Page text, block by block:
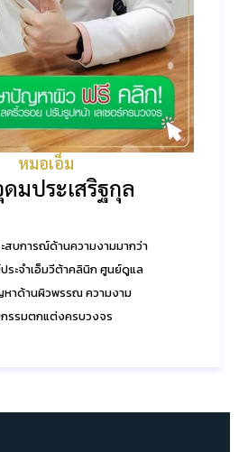
หมอเอ็ม
มประเสริฐกุล
สบการณ์ด้านความงามมากว่า
ระจำเอ็มวีต้าคลินิก ศูนย์ดูแล
าด้านผิวพรรณ ความงาม
รรมตกแต่งครบวงจร